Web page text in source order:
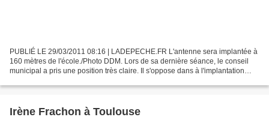
PUBLIÉ LE 29/03/2011 08:16 | LADEPECHE.FR L'antenne sera implantée à
160 mètres de l'école./Photo DDM. Lors de sa dernière séance, le conseil
municipal a pris une position très claire. Il s'oppose dans à l'implantation
Irène Frachon à Toulouse